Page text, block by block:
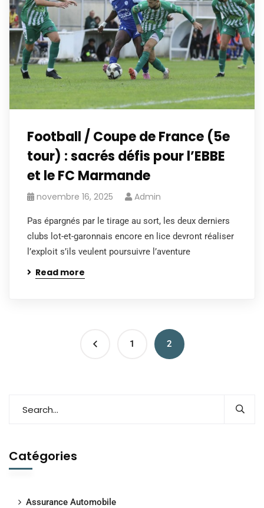
Football / Coupe de France (5e
tour) : sacrés défis pour l’EBBE
et le FC Marmande
novembre 16, 2025 Admin
Pas épargnés par le tirage au sort, les deux derniers
clubs lot-et-garonnais encore en lice devront réaliser
l’exploit s’ils veulent poursuivre l’aventure
Read more
1 2
Catégories
Assurance Automobile